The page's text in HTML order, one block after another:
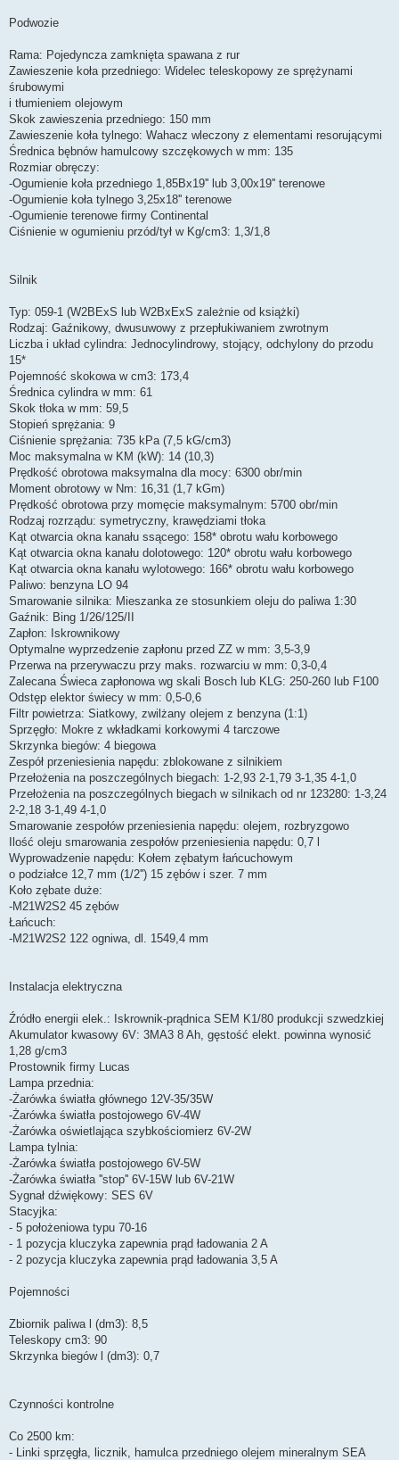
Podwozie
Rama: Pojedyncza zamknięta spawana z rur
Zawieszenie koła przedniego: Widelec teleskopowy ze sprężynami
śrubowymi
i tłumieniem olejowym
Skok zawieszenia przedniego: 150 mm
Zawieszenie koła tylnego: Wahacz wleczony z elementami resorującymi
Średnica bębnów hamulcowy szczękowych w mm: 135
Rozmiar obręczy:
-Ogumienie koła przedniego 1,85Bx19'' lub 3,00x19'' terenowe
-Ogumienie koła tylnego 3,25x18'' terenowe
-Ogumienie terenowe firmy Continental
Ciśnienie w ogumieniu przód/tył w Kg/cm3: 1,3/1,8
Silnik
Typ: 059-1 (W2BExS lub W2BxExS zależnie od książki)
Rodzaj: Gaźnikowy, dwusuwowy z przepłukiwaniem zwrotnym
Liczba i układ cylindra: Jednocylindrowy, stojący, odchylony do przodu
15*
Pojemność skokowa w cm3: 173,4
Średnica cylindra w mm: 61
Skok tłoka w mm: 59,5
Stopień sprężania: 9
Ciśnienie sprężania: 735 kPa (7,5 kG/cm3)
Moc maksymalna w KM (kW): 14 (10,3)
Prędkość obrotowa maksymalna dla mocy: 6300 obr/min
Moment obrotowy w Nm: 16,31 (1,7 kGm)
Prędkość obrotowa przy momęcie maksymalnym: 5700 obr/min
Rodzaj rozrządu: symetryczny, krawędziami tłoka
Kąt otwarcia okna kanału ssącego: 158* obrotu wału korbowego
Kąt otwarcia okna kanału dolotowego: 120* obrotu wału korbowego
Kąt otwarcia okna kanału wylotowego: 166* obrotu wału korbowego
Paliwo: benzyna LO 94
Smarowanie silnika: Mieszanka ze stosunkiem oleju do paliwa 1:30
Gaźnik: Bing 1/26/125/II
Zapłon: Iskrownikowy
Optymalne wyprzedzenie zapłonu przed ZZ w mm: 3,5-3,9
Przerwa na przerywaczu przy maks. rozwarciu w mm: 0,3-0,4
Zalecana Świeca zapłonowa wg skali Bosch lub KLG: 250-260 lub F100
Odstęp elektor świecy w mm: 0,5-0,6
Filtr powietrza: Siatkowy, zwilżany olejem z benzyna (1:1)
Sprzęgło: Mokre z wkładkami korkowymi 4 tarczowe
Skrzynka biegów: 4 biegowa
Zespół przeniesienia napędu: zblokowane z silnikiem
Przełożenia na poszczególnych biegach: 1-2,93 2-1,79 3-1,35 4-1,0
Przełożenia na poszczególnych biegach w silnikach od nr 123280: 1-3,24
2-2,18 3-1,49 4-1,0
Smarowanie zespołów przeniesienia napędu: olejem, rozbryzgowo
Ilość oleju smarowania zespołów przeniesienia napędu: 0,7 l
Wyprowadzenie napędu: Kołem zębatym łańcuchowym
o podziałce 12,7 mm (1/2'') 15 zębów i szer. 7 mm
Koło zębate duże:
-M21W2S2 45 zębów
Łańcuch:
-M21W2S2 122 ogniwa, dl. 1549,4 mm
Instalacja elektryczna
Źródło energii elek.: Iskrownik-prądnica SEM K1/80 produkcji szwedzkiej
Akumulator kwasowy 6V: 3MA3 8 Ah, gęstość elekt. powinna wynosić
1,28 g/cm3
Prostownik firmy Lucas
Lampa przednia:
-Żarówka światła głównego 12V-35/35W
-Żarówka światła postojowego 6V-4W
-Żarówka oświetlająca szybkościomierz 6V-2W
Lampa tylnia:
-Żarówka światła postojowego 6V-5W
-Żarówka światła ''stop'' 6V-15W lub 6V-21W
Sygnał dźwiękowy: SES 6V
Stacyjka:
- 5 położeniowa typu 70-16
- 1 pozycja kluczyka zapewnia prąd ładowania 2 A
- 2 pozycja kluczyka zapewnia prąd ładowania 3,5 A
Pojemności
Zbiornik paliwa l (dm3): 8,5
Teleskopy cm3: 90
Skrzynka biegów l (dm3): 0,7
Czynności kontrolne
Co 2500 km:
- Linki sprzęgła, licznik, hamulca przedniego olejem mineralnym SEA